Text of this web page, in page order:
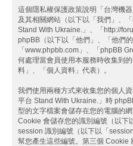
這個隱私權保護政策說明「台灣機
及其相關網站（以下以「我們」、
Stand With Ukraine.」、「http://
phpBB（以下以「他們」、「他們
「www.phpbb.com」、「phpBB
何處理當會員使用本服務時收集到
料」、「個人資料」代表）。
我們使用兩種方式來收集您的個人
平台 Stand With Ukraine.」時
型的文字檔案會儲存在您的電腦的
Cookie 會儲存您的識別編號（以下
session 識別編號（以下以「
幫您產生這些編號。第三個 Cookie